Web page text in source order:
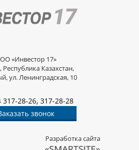
«Инвестор 17»
Республика Казахстан,
ул. Ленинградская, 10
317-28-26, 317-28-28
звонок
Разработка сайта